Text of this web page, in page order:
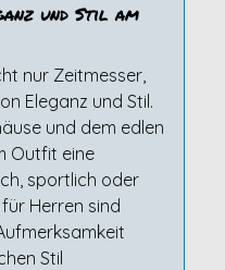
und Stil am
nur Zeitmesser,
Eleganz und Stil.
und dem edlen
Outfit eine
sportlich oder
Herren sind
Stil